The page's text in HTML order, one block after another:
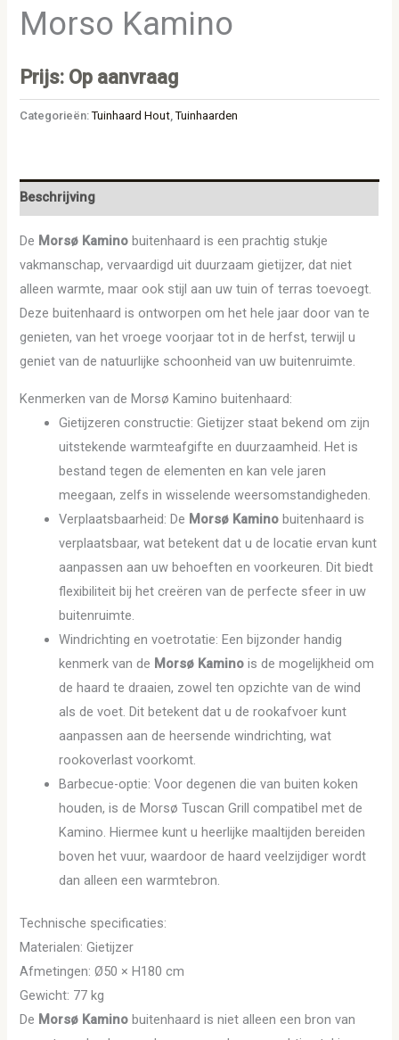
Morso Kamino
Prijs: Op aanvraag
Categorieën:Tuinhaard Hout,Tuinhaarden
Beschrijving
De Morsø Kaminobuitenhaard is een prachtig stukje
vakmanschap, vervaardigd uit duurzaam gietijzer, dat niet
alleen warmte, maar ook stijl aan uw tuin of terras toevoegt.
Deze buitenhaard is ontworpen om het hele jaar door van te
genieten, van het vroege voorjaar tot in de herfst, terwijl u
geniet van de natuurlijke schoonheid van uw buitenruimte.
Kenmerken van de Morsø Kamino buitenhaard:
Gietijzeren constructie: Gietijzer staat bekend om zijn
uitstekende warmteafgifte en duurzaamheid. Het is
bestand tegen de elementen en kan vele jaren
meegaan, zelfs in wisselende weersomstandigheden.
Verplaatsbaarheid: De Morsø Kamino buitenhaard is
verplaatsbaar, wat betekent dat u de locatie ervan kunt
aanpassen aan uw behoeften en voorkeuren. Dit biedt
flexibiliteit bij het creëren van de perfecte sfeer in uw
buitenruimte.
Windrichting en voetrotatie: Een bijzonder handig
kenmerk van de Morsø Kamino is de mogelijkheid om
de haard te draaien, zowel ten opzichte van de wind
als de voet. Dit betekent dat u de rookafvoer kunt
aanpassen aan de heersende windrichting, wat
rookoverlast voorkomt.
Barbecue-optie: Voor degenen die van buiten koken
houden, is de Morsø Tuscan Grill compatibel met de
Kamino. Hiermee kunt u heerlijke maaltijden bereiden
boven het vuur, waardoor de haard veelzijdiger wordt
dan alleen een warmtebron.
Technische specificaties:
Materialen: Gietijzer
Afmetingen: Ø50 × H180 cm
Gewicht: 77 kg
De Morsø Kamino buitenhaard is niet alleen een bron van